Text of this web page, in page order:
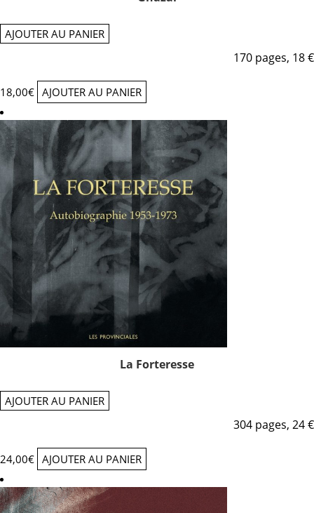
AJOUTER AU PANIER
170 pages, 18 €
18,00€ AJOUTER AU PANIER
La Forteresse
AJOUTER AU PANIER
304 pages, 24 €
24,00€ AJOUTER AU PANIER